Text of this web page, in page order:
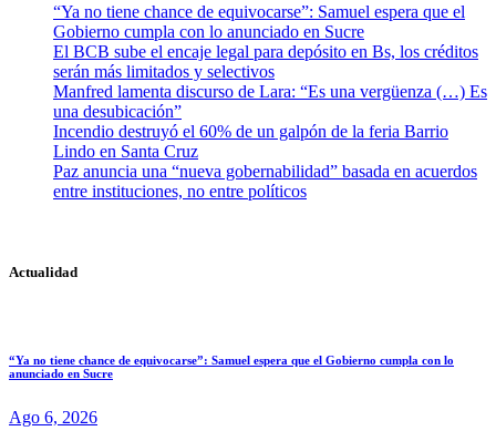
“Ya no tiene chance de equivocarse”: Samuel espera que el
Gobierno cumpla con lo anunciado en Sucre
El BCB sube el encaje legal para depósito en Bs, los créditos
serán más limitados y selectivos
Manfred lamenta discurso de Lara: “Es una vergüenza (…) Es
una desubicación”
Incendio destruyó el 60% de un galpón de la feria Barrio
Lindo en Santa Cruz
Paz anuncia una “nueva gobernabilidad” basada en acuerdos
entre instituciones, no entre políticos
Actualidad
“Ya no tiene chance de equivocarse”: Samuel espera que el Gobierno cumpla con lo
anunciado en Sucre
Ago 6, 2026